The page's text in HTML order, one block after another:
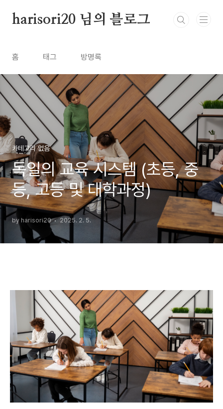
harisori20 님의 블로그
홈 태그 방명록
카테고리 없음
독일의 교육 시스템 (초등, 중
등, 고등 및 대학과정)
by harisori20 2025. 2. 5.